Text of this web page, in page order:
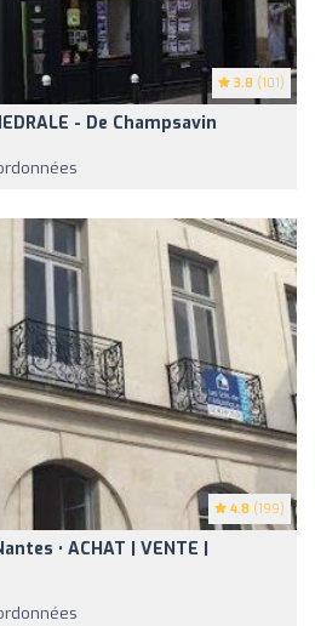
3.8 (101)
- De Champsavin
4.8 (199)
• ACHAT | VENTE |